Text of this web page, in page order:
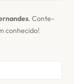
. Conte-
conhecido!